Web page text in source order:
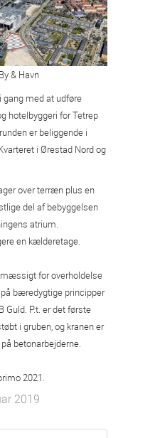
& Havn
gang med at udføre
hotelbyggeri for Tetrep
er beliggende i
i Ørestad Nord og
over terræn plus en
del af bebyggelsen
atrium.
en kælderetage.
for overholdelse
bæredygtige principper
Guld. P.t. er det første
i gruben, og kranen er
betonarbejderne.
2021.
2019